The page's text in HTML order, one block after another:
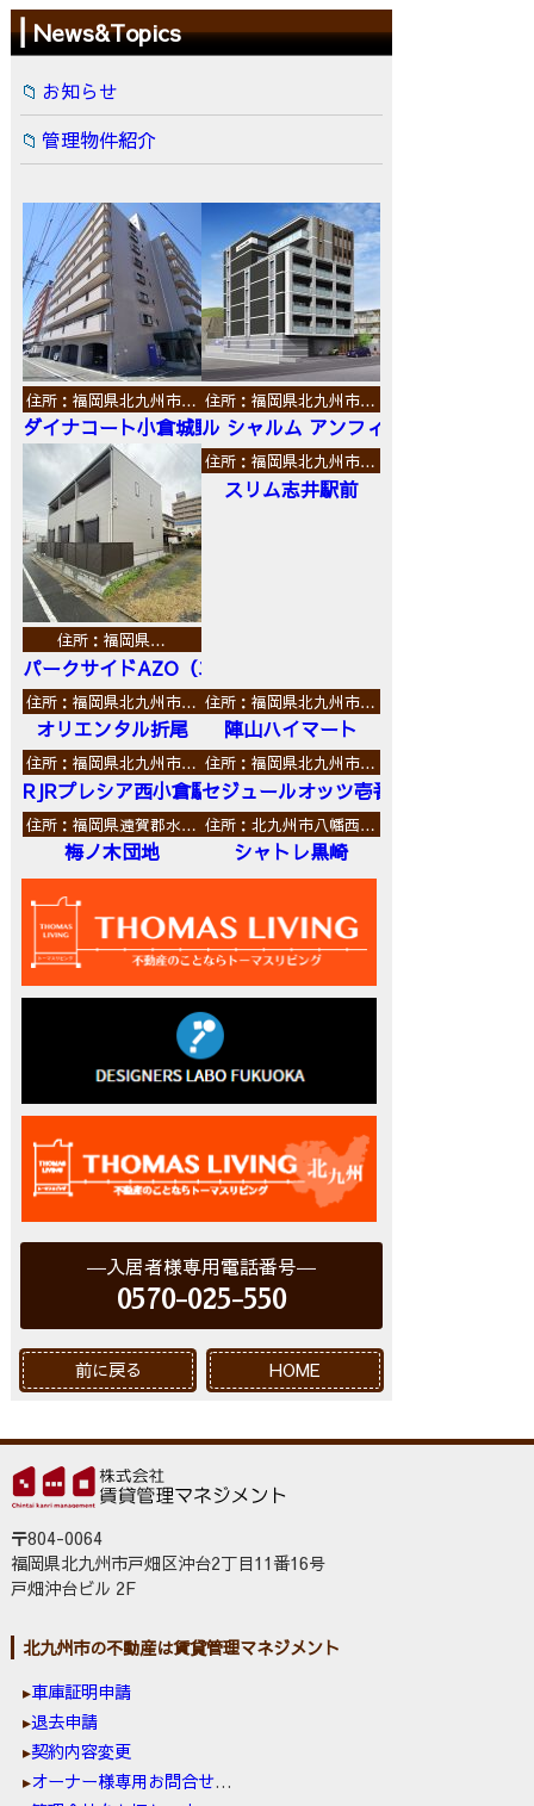
News&Topics
お知らせ
管理物件紹介
住所：福岡県北九州市…
ダイナコート小倉城野
住所：福岡県北九州市…
ル シャルム アンフィニ
住所：福岡県…
パークサイドAZO（エーゼットオー）
住所：福岡県北九州市…
スリム志井駅前
住所：福岡県北九州市…
オリエンタル折尾
住所：福岡県北九州市…
陣山ハイマート
住所：福岡県北九州市…
RJRプレシア西小倉駅前
住所：福岡県北九州市…
セジュールオッツ壱番館
住所：福岡県遠賀郡水…
梅ノ木団地
住所：北九州市八幡西…
シャトレ黒崎
入居者様専用電話番号
0570-025-550
前に戻る HOME
〒804-0064
福岡県北九州市戸畑区沖台2丁目11番16号
戸畑沖台ビル 2F
北九州市の不動産は賃貸管理マネジメント
車庫証明申請
退去申請
契約内容変更
オーナー様専用お問合せ窓口